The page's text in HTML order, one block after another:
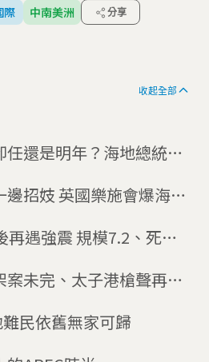
際 中南美洲 分享
收起全部
任還是明年？海地總統的
邊招妓 英國樂施會爆海地
再遇強震 規模7.2、死亡
案未完、太子港槍聲再起
民依舊無家可歸